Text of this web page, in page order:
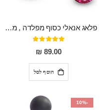
פלאג אנאלי כסוף מפלדה , מתאים ללבישה מתחת לבגדים, בגודל 7.3 על 2.8 ס"מ
דירוג:
97%
89.00 ₪
הוסף לסל
-10%